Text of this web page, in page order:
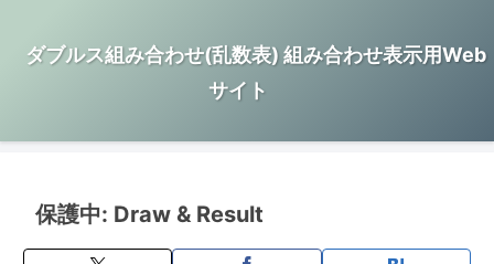
ダブルス組み合わせ(乱数表) 組み合わせ表示用Web
サイト
保護中: Draw & Result